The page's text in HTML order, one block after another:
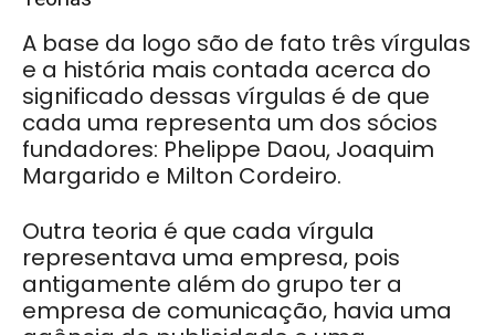
A base da logo são de fato três vírgulas
e a história mais contada acerca do
significado dessas vírgulas é de que
cada uma representa um dos sócios
fundadores: Phelippe Daou, Joaquim
Margarido e Milton Cordeiro.
Outra teoria é que cada vírgula
representava uma empresa, pois
antigamente além do grupo ter a
empresa de comunicação, havia uma